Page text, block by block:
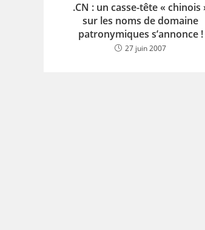
.CN : un casse-tête « chinois
sur les noms de domaine
patronymiques s’annonce !
27 juin 2007